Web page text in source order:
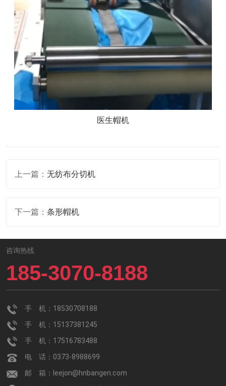
医生帽机
上一篇： 无纺布分切机
下一篇： 条形帽机
咨询热线
185-3070-8188
手 机：18530708188
手 机：15137381245
手 机：17516783488
电 话：0373-8988699
邮 箱：leejon@hnbangen.com